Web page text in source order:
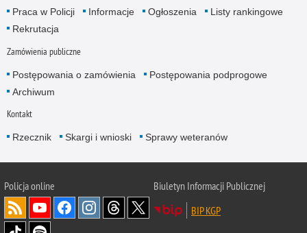
Praca w Policji Informacje Ogłoszenia
Listy rankingowe
Rekrutacja
Zamówienia publiczne
Postępowania o zamówienia
Postępowania podprogowe
Archiwum
Kontakt
Rzecznik Skargi i wnioski Sprawy weteranów
Policjaonline
Biuletyn Informacji Publicznej
BIP KGP